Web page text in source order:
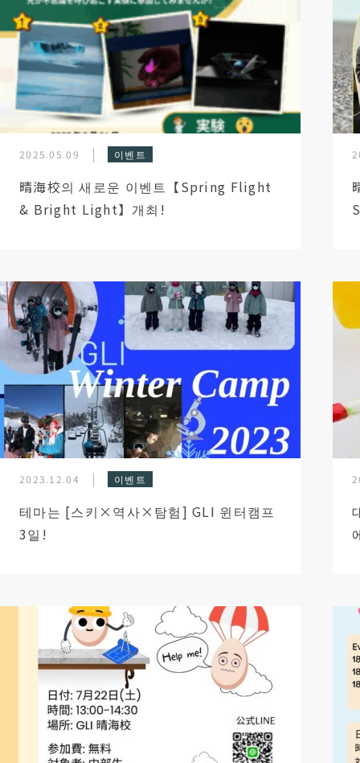
2025.05.09 이벤트
晴海校의 새로운 이벤트【Spring Flight
& Bright Light】개최!
2023.12.04 이벤트
테마는 [스키×역사×탐험] GLI 윈터캠프
3일!